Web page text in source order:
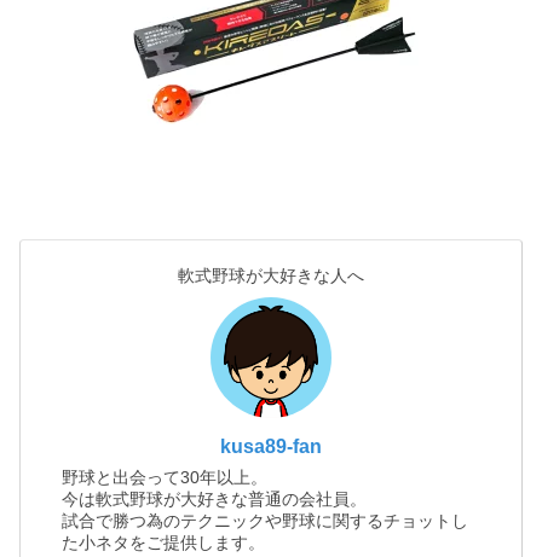
軟式野球が大好きな人へ
kusa89-fan
野球と出会って30年以上。
今は軟式野球が大好きな普通の会社員。
試合で勝つ為のテクニックや野球に関するチョットし
た小ネタをご提供します。